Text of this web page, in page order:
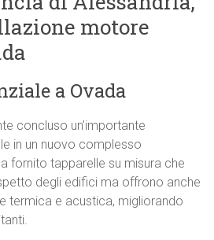
motore
a Ovada
concluso un’importante
in un nuovo complesso
fornito tapparelle su misura che
degli edifici ma offrono anche
termica e acustica, migliorando